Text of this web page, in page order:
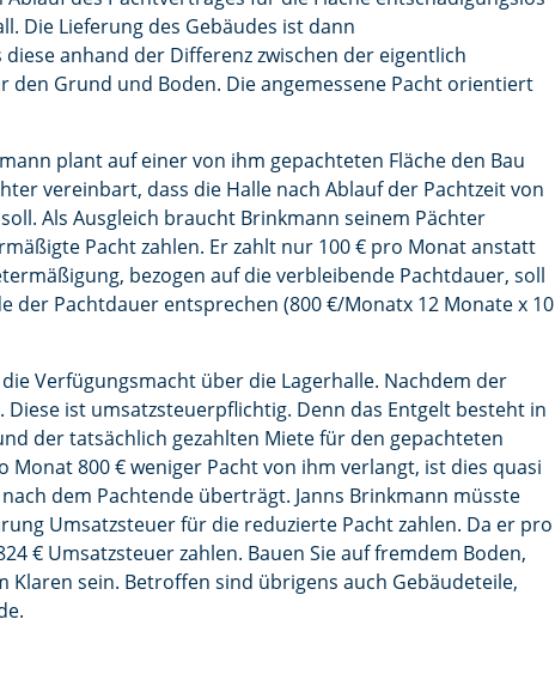
Die Lieferung des Gebäudes ist dann
anhand der Differenz zwischen der eigentlich
Grund und Boden. Die angemessene Pacht orientiert
plant auf einer von ihm gepachteten Fläche den Bau
vereinbart, dass die Halle nach Ablauf der Pachtzeit von
Als Ausgleich braucht Brinkmann seinem Pächter
Pacht zahlen. Er zahlt nur 100 € pro Monat anstatt
bezogen auf die verbleibende Pachtdauer, soll
der Pachtdauer entsprechen (800 €/Monatx 12 Monate x 10
Verfügungsmacht über die Lagerhalle. Nachdem der
ist umsatzsteuerpflichtig. Denn das Entgelt besteht in
der tatsächlich gezahlten Miete für den gepachteten
800 € weniger Pacht von ihm verlangt, ist dies quasi
dem Pachtende überträgt. Janns Brinkmann müsste
Umsatzsteuer für die reduzierte Pacht zahlen. Da er pro
€ Umsatzsteuer zahlen. Bauen Sie auf fremdem Boden,
sein. Betroffen sind übrigens auch Gebäudeteile,